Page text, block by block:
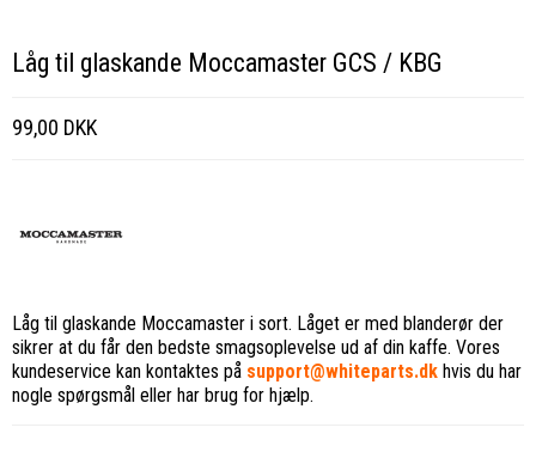
Låg til glaskande Moccamaster GCS / KBG
99,00 DKK
Låg til glaskande Moccamaster i sort. Låget er med blanderør der
sikrer at du får den bedste smagsoplevelse ud af din kaffe. Vores
kundeservice kan kontaktes på support@whiteparts.dk hvis du har
nogle spørgsmål eller har brug for hjælp.